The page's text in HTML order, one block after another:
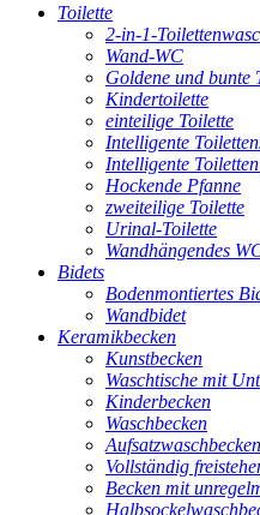
Toilette
2-in-1-
Wand-WC
Goldene und bunte
Kindertoilette
einteilige Toilette
Intelligente
Intelligente
Hockende Pfanne
zweiteilige Toilette
Urinal-Toilette
Wandhängendes
Bidets
Bodenmontiertes
Wandbidet
Keramikbecken
Kunstbecken
Waschtische mit
Kinderbecken
Waschbecken
Aufsatzwaschbecken
Vollständig
Becken mit